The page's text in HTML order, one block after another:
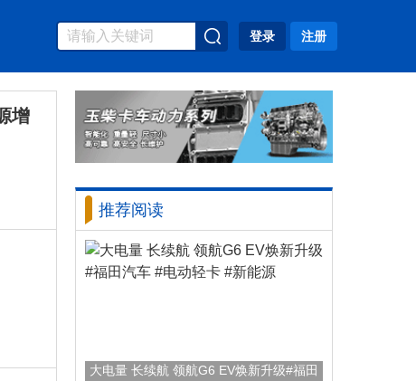
登录 注册
增
推荐阅读
大电量 长续航 领航G6 EV焕新升级#福田